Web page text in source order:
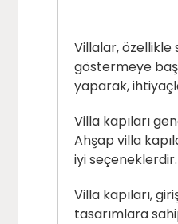
Villalar, özellikle
göstermeye
yaparak,
Villa kapıları
Ahşap villa
iyi
Villa kapıları,
tasarımlara